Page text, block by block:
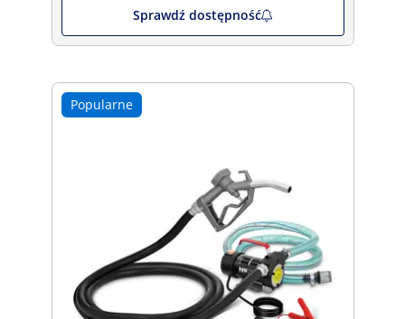
Sprawdź dostępność
Popularne